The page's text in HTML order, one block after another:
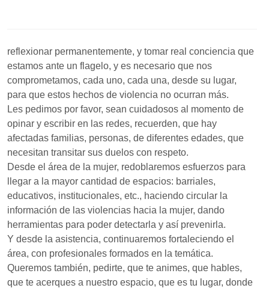
reflexionar permanentemente, y tomar real conciencia que
estamos ante un flagelo, y es necesario que nos
comprometamos, cada uno, cada una, desde su lugar,
para que estos hechos de violencia no ocurran más.
Les pedimos por favor, sean cuidadosos al momento de
opinar y escribir en las redes, recuerden, que hay
afectadas familias, personas, de diferentes edades, que
necesitan transitar sus duelos con respeto.
Desde el área de la mujer, redoblaremos esfuerzos para
llegar a la mayor cantidad de espacios: barriales,
educativos, institucionales, etc., haciendo circular la
información de las violencias hacia la mujer, dando
herramientas para poder detectarla y así prevenirla.
Y desde la asistencia, continuaremos fortaleciendo el
área, con profesionales formados en la temática.
Queremos también, pedirte, que te animes, que hables,
que te acerques a nuestro espacio, que es tu lugar, donde